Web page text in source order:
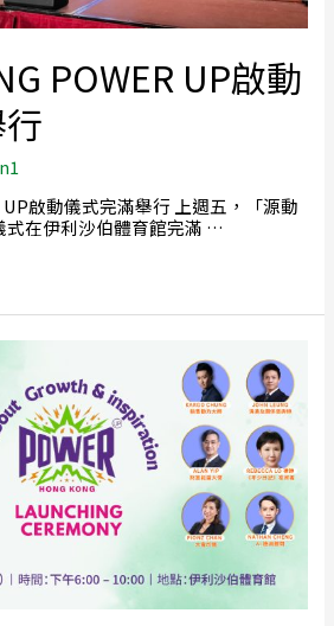
POWER UP啟動
UP啟動儀式完滿舉行 上週五，「源動
式在伊利沙伯體育館完滿 …